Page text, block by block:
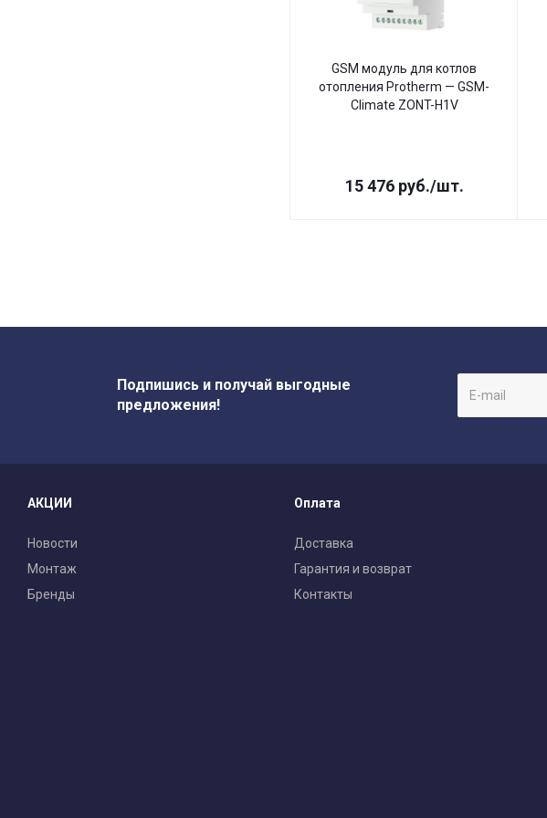
GSM модуль для котлов
отопления Protherm — GSM-
Climate ZONT-H1V
15 476руб./шт.
Подпишись и получай выгодные
предложения!
АКЦИИ
Новости
Монтаж
Бренды
Оплата
Доставка
Гарантия и возврат
Контакты